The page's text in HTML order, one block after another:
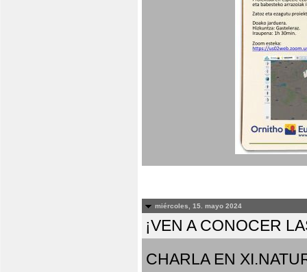
miércoles, 15. mayo 2024
¡VEN A CONOCER
CHARLA EN